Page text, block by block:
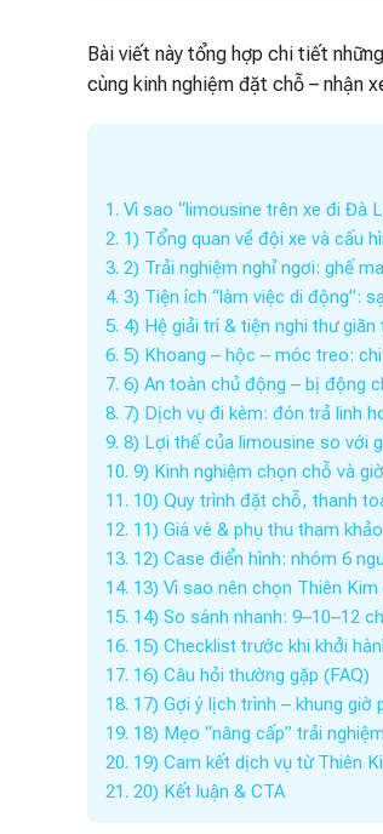
Bài viết này tổng hợp chi tiết những
cùng kinh nghiệm đặt chỗ – nhận
1. Vì sao “limousine trên xe đi Đà
2. 1) Tổng quan về đội xe và cấu
3. 2) Trải nghiệm nghỉ ngơi: ghế
4. 3) Tiện ích “làm việc di động”:
5. 4) Hệ giải trí & tiện nghi thư giãn
6. 5) Khoang – hộc – móc treo:
7. 6) An toàn chủ động – bị động
8. 7) Dịch vụ đi kèm: đón trả linh
9. 8) Lợi thế của limousine so với
10. 9) Kinh nghiệm chọn chỗ và
11. 10) Quy trình đặt chỗ, thanh
12. 11) Giá vé & phụ thu tham khảo
13. 12) Case điển hình: nhóm 6
14. 13) Vì sao nên chọn Thiên
15. 14) So sánh nhanh: 9–10–12
16. 15) Checklist trước khi khởi
17. 16) Câu hỏi thường gặp (FAQ)
18. 17) Gợi ý lịch trình – khung giờ
19. 18) Mẹo “nâng cấp” trải
20. 19) Cam kết dịch vụ từ Thiên
21. 20) Kết luận & CTA